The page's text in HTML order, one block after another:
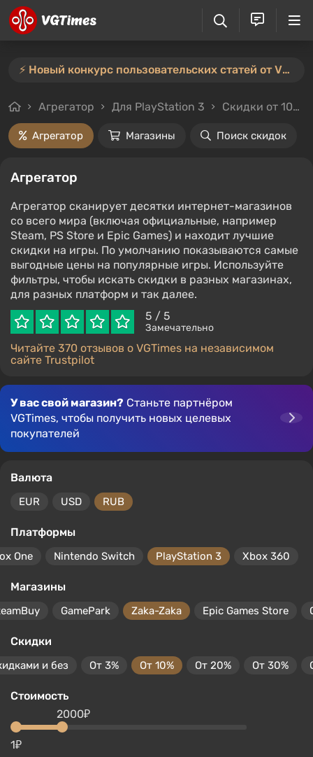
⚡️ Новый конкурс пользовательских статей от VGTimes — участвуйте тут ⚡️
Агрегатор Для PlayStation 3 Скидки от 10%
Агрегатор Магазины Поиск скидок
Агрегатор
Агрегатор сканирует десятки интернет-магазинов
со всего мира (включая официальные, например
Steam, PS Store и Epic Games) и находит лучшие
скидки на игры. По умолчанию показываются самые
выгодные цены на популярные игры. Используйте
фильтры, чтобы искать скидки в разных магазинах,
для разных платформ и так далее.
5 / 5
Замечательно
Читайте 370 отзывов о VGTimes на независимом
сайте Trustpilot
У вас свой магазин? Станьте партнёром
VGTimes, чтобы получить новых целевых
покупателей
Валюта
EUR USD RUB
Платформы
One Nintendo Switch PlayStation 3 Xbox 360
Магазины
GamePark Zaka-Zaka Epic Games Store
Скидки
и без От 3% От 10% От 20% От 30%
Стоимость
1₽
2000₽